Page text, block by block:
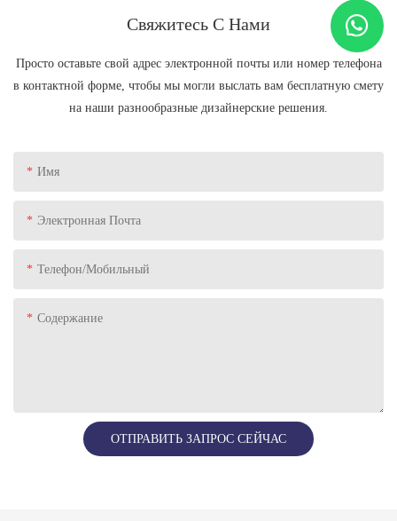
Свяжитесь С Нами
Просто оставьте свой адрес электронной почты или номер телефона
в контактной форме, чтобы мы могли выслать вам бесплатную смету
на наши разнообразные дизайнерские решения.
Имя
Электронная Почта
Телефон/Мобильный
Содержание
ОТПРАВИТЬ ЗАПРОС СЕЙЧАС